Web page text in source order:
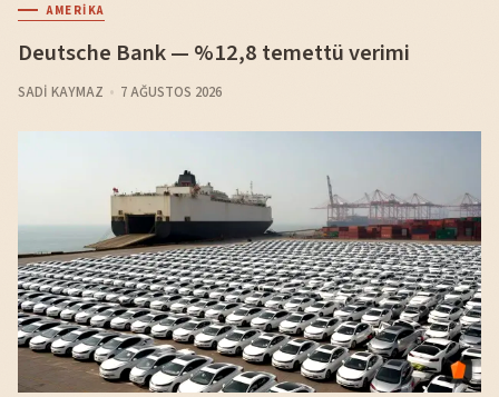
AMERIKA
Deutsche Bank — %12,8 temettü verimi
SADI KAYMAZ 7 AĞUSTOS 2026